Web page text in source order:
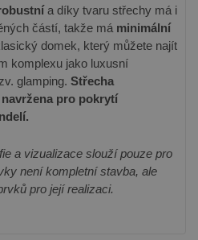
a díky tvaru střechy má i
částí, takže má minimální
domek, který můžete najít
komplexu jako luxusní
glamping. Střecha
pro pokrytí
a vizualizace slouží pouze pro
není kompletní stavba, ale
pro její realizaci.